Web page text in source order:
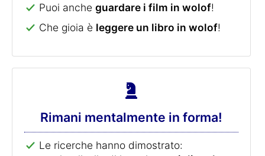
Puoi anche guardare i film in wolof!
Che gioia è leggere un libro in wolof!
Rimani mentalmente in forma!
Le ricerche hanno dimostrato: